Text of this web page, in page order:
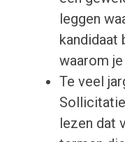
leggen
kandidaat
waarom
Te veel
lezen dat